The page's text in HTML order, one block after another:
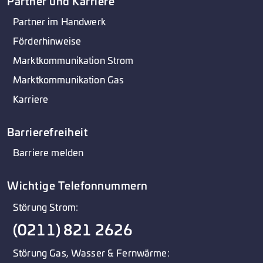
Partner im Handwerk
Förderhinweise
Marktkommunikation Strom
Marktkommunikation Gas
Karriere
Barrierefreiheit
Barriere melden
Wichtige Telefonnummern
Störung Strom:
(0211) 821 2626
Störung Gas, Wasser & Fernwärme: